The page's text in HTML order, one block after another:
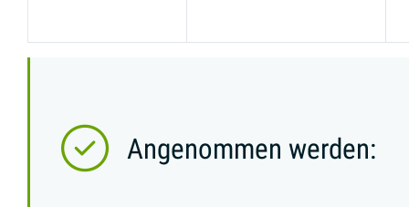
Angenommen werden: